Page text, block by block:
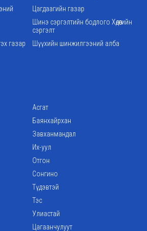
Цагдаагийн газар
Шинэ сэргэлтийн бодлого Хөдөөгийн
сэргэлт
газар
Шүүхийн шинжилгээний алба
Асгат
Баянхайрхан
Завханмандал
Их-уул
Отгон
Сонгино
Түдэвтэй
Тэс
Улиастай
Цагаанчулуут